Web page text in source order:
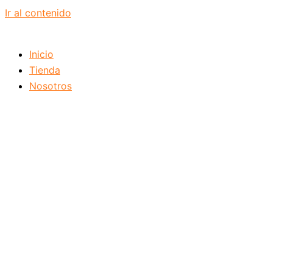
Ir al contenido
Inicio
Tienda
Nosotros